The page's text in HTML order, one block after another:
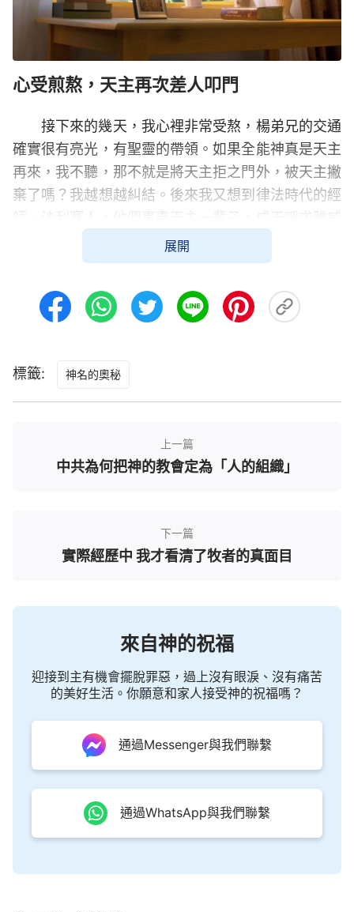
心受煎熬，天主再次差人叩門
接下來的幾天，我心裡非常受熬，楊弟兄的交通
確實很有亮光，有聖靈的帶領。如果全能神真是天主
再來，我不聽，那不就是將天主拒之門外，被天主撇
棄了嗎？我越想越糾結。後來我又想到律法時代的經
的名，可是當天主耶穌來到人間作工時，他們卻持守
自己的觀念，認為不叫默西亞就不接受，他們就抵
前車之鑑，我可不能再走他們的錯誤道路啊！於是就
過了兩天，楊弟兄、張姊妹和一個天主教的方教
動，這時我也願意和他們繼續聊。
我敞開心說出自己的困惑：「我從小跟母親信天
穌，可現在你們卻說天主以『全能神』的名發聲說
話，怎麼會這樣呢？如果我接受了『全能神』的名，
全能神的名作了新的工作，一時接受不了這也正常，
這是因著我們對這方面的真理不明白造成的。但我們
不妨想一下，在律法時代神的名字叫雅威，可是到了
耶穌的名是不是背叛上主雅威呢？」
聽到弟兄的問話，我心裡一驚，說：「那當然不
是了，天主耶穌和雅威是一位神啊。」
弟兄笑著說：「姊妹，既然『雅威』和『耶穌』
呢？我們禱告天主幾十年，知道天主為什麼會叫『耶
展開
標籤: 神名的奧秘
上一篇
中共為何把神的教會定為「人的組織」
下一篇
實際經歷中 我才看清了牧者的真面目
來自神的祝福
迎接到主有機會擺脫罪惡，過上沒有眼淚、沒有痛苦
的美好生活。你願意和家人接受神的祝福嗎？
通過Messenger與我們聯繫
通過WhatsApp與我們聯繫